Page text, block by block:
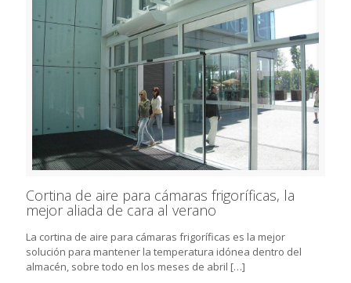
Cortina de aire para cámaras frigoríficas, la
mejor aliada de cara al verano
La cortina de aire para cámaras frigoríficas es la mejor
solución para mantener la temperatura idónea dentro del
almacén, sobre todo en los meses de abril […]